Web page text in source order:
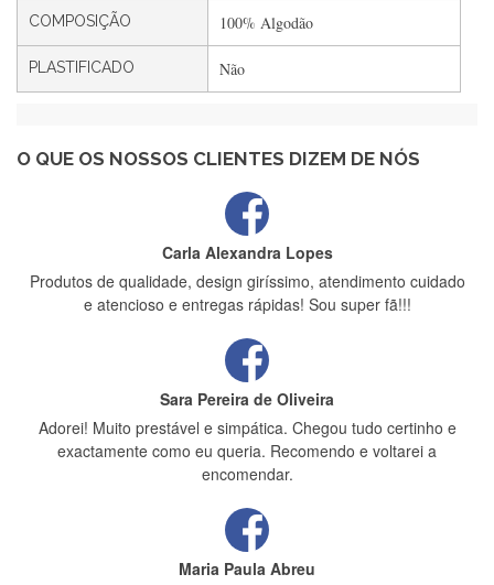
COMPOSIÇÃO 100% Algodão
PLASTIFICADO Não
O QUE OS NOSSOS CLIENTES DIZEM DE NÓS
estrelas
Carla Alexandra Lopes
Produtos de qualidade, design giríssimo, atendimento cuidado
e atencioso e entregas rápidas! Sou super fã!!!
Sara Pereira de Oliveira
Adorei! Muito prestável e simpática. Chegou tudo certinho e
exactamente como eu queria. Recomendo e voltarei a
encomendar.
Maria Paula Abreu